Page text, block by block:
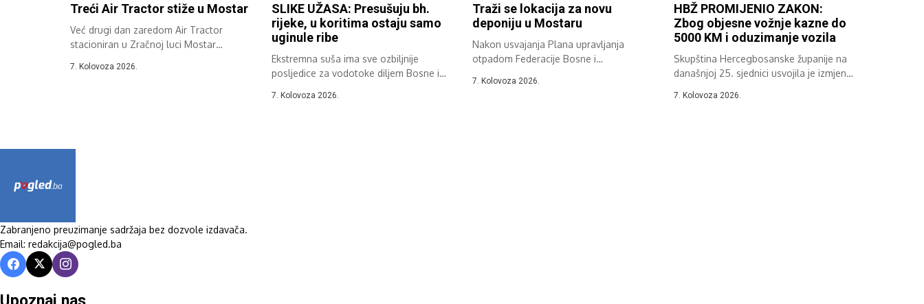
Treći Air Tractor stiže u Mostar
Već drugi dan zaredom Air Tractor
stacioniran u Zračnoj luci Mostar
7. Kolovoza 2026.
SLIKE UŽASA: Presušuju bh.
rijeke, u koritima ostaju samo
uginule ribe
Ekstremna suša ima sve ozbiljnije
posljedice za vodotoke diljem Bosne i
7. Kolovoza 2026.
Traži se lokacija za novu
deponiju u Mostaru
Nakon usvajanja Plana upravljanja
otpadom Federacije Bosne i
7. Kolovoza 2026.
HBŽ PROMIJENIO ZAKON:
Zbog objesne vožnje kazne do
5000 KM i oduzimanje vozila
Skupština Hercegbosanske županije na
današnjoj 25. sjednici usvojila je izmjene
7. Kolovoza 2026.
Zabranjeno preuzimanje sadržaja bez dozvole izdavača.
Email: redakcija@pogled.ba